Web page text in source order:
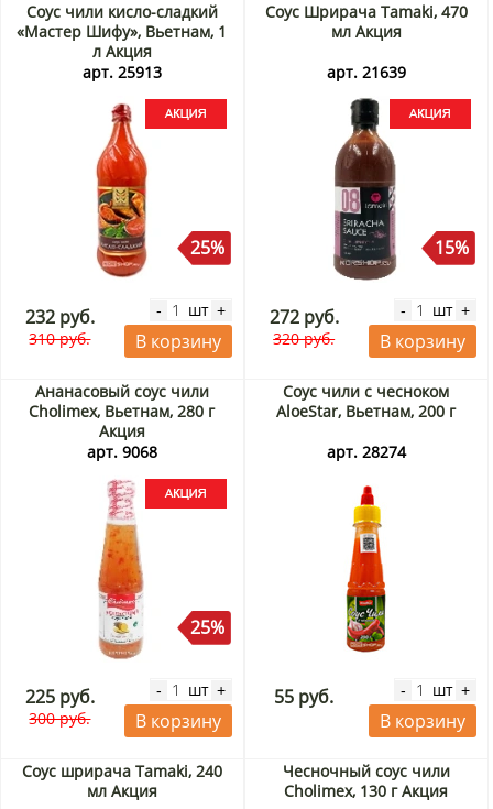
Соус чили кисло-сладкий
«Мастер Шифу», Вьетнам, 1
л Акция
арт. 25913
25%
232 руб.
310 руб.
- шт +
В корзину
Соус Шрирача Tamaki, 470
мл Акция
арт. 21639
15%
272 руб.
320 руб.
- шт +
В корзину
Ананасовый соус чили
Cholimex, Вьетнам, 280 г
Акция
арт. 9068
25%
225 руб.
300 руб.
- шт +
В корзину
Соус чили с чесноком
AloeStar, Вьетнам, 200 г
арт. 28274
55 руб. - шт +
В корзину
Соус шрирача Tamaki, 240
мл Акция
Чесночный соус чили
Cholimex, 130 г Акция